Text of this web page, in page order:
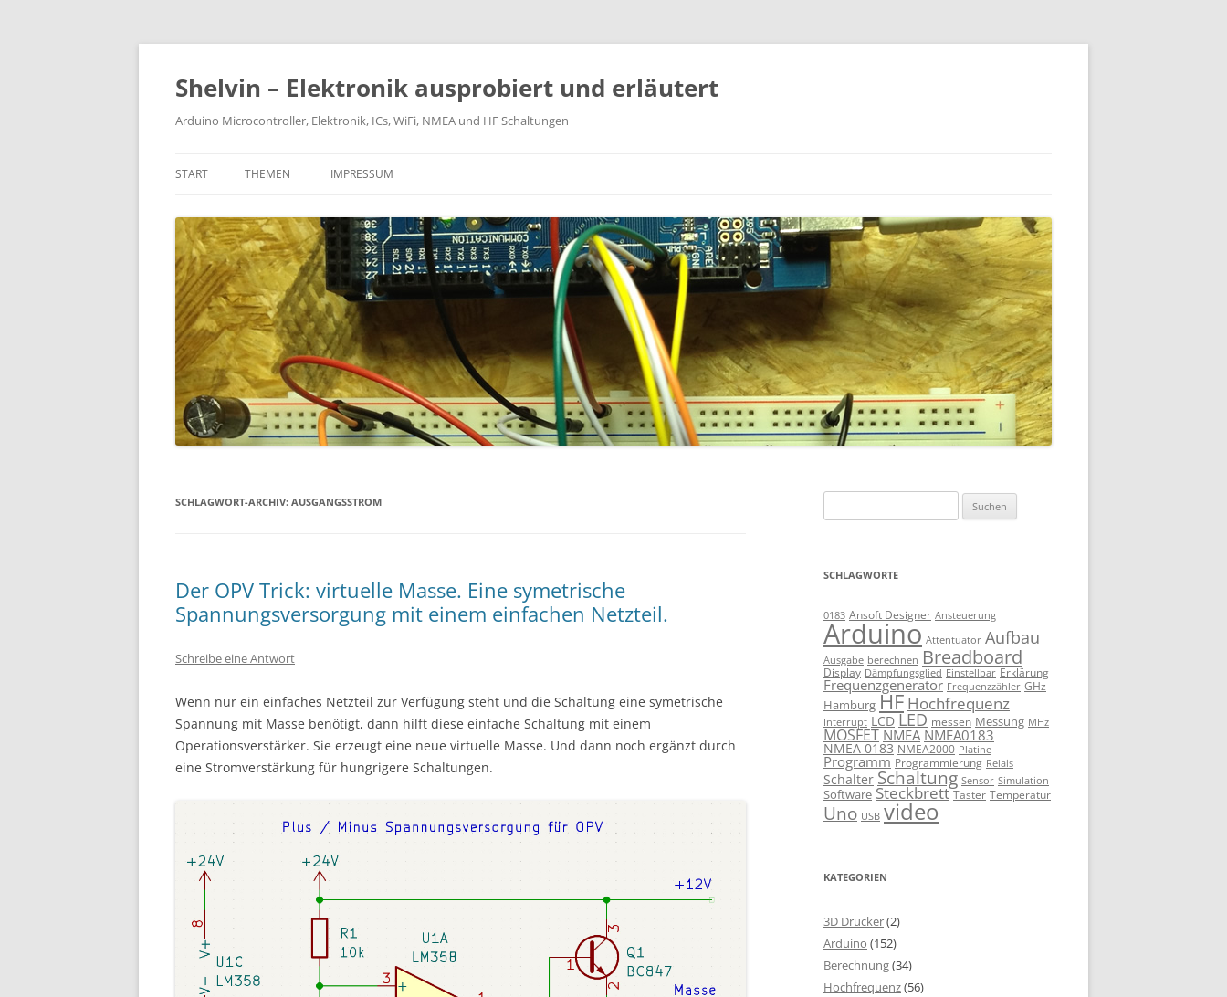
Zum
springen
Shelvin – Elektronik ausprobiert und erläutert
Arduino Microcontroller, Elektronik, ICs, WiFi, NMEA und HF Schaltungen
START THEMEN IMPRESSUM
SCHLAGWORT-ARCHIV: AUSGANGSSTROM
Der OPV Trick: virtuelle Masse. Eine symetrische
Spannungsversorgung mit einem einfachen Netzteil.
Schreibe eine Antwort
Wenn nur ein einfaches Netzteil zur Verfügung steht und die Schaltung eine symetrische
Spannung mit Masse benötigt, dann hilft diese einfache Schaltung mit einem
Operationsverstärker. Sie erzeugt eine neue virtuelle Masse. Und dann noch ergänzt durch
eine Stromverstärkung für hungrigere Schaltungen.
nach:
SCHLAGWORTE
0183 Ansoft Designer Ansteuerung
Arduino Attentuator Aufbau
Ausgabe berechnen Breadboard
Display Dämpfungsglied Einstellbar Erklärung
Frequenzgenerator Frequenzzähler GHz
Hamburg HF Hochfrequenz
Interrupt LCD LED messen Messung MHz
MOSFET NMEA NMEA0183
NMEA 0183 NMEA2000 Platine
Programm Programmierung Relais
Schalter Schaltung Sensor Simulation
Software Steckbrett Taster Temperatur
Uno USB video
KATEGORIEN
3D Drucker(2)
Arduino (152)
Berechnung(34)
Hochfrequenz(56)